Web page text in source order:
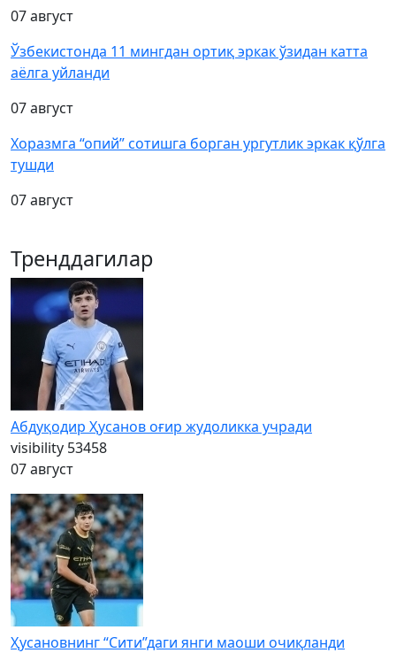
07 август
Ўзбекистонда 11 мингдан ортиқ эркак ўзидан катта
аёлга уйланди
07 август
Хоразмга “опий” сотишга борган ургутлик эркак қўлга
тушди
07 август
Тренддагилар
Абдуқодир Ҳусанов оғир жудоликка учради
visibility 53458
07 август
Ҳусановнинг “Сити”даги янги маоши очиқланди